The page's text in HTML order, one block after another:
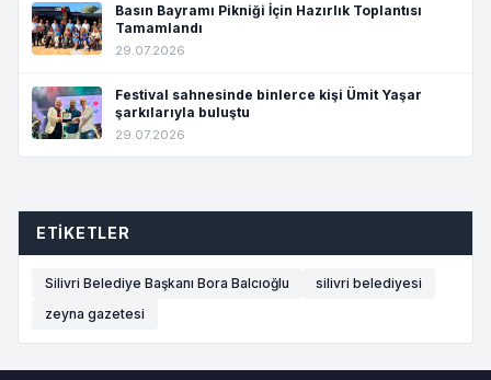
Basın Bayramı Pikniği İçin Hazırlık Toplantısı
Tamamlandı
29.07.2026
Festival sahnesinde binlerce kişi Ümit Yaşar
şarkılarıyla buluştu
29.07.2026
ETIKETLER
Silivri Belediye Başkanı Bora Balcıoğlu
silivri belediyesi
zeyna gazetesi